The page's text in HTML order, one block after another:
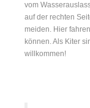
vom
auf der rechten
meiden. Hier
können. Als Kiter
willkommen!